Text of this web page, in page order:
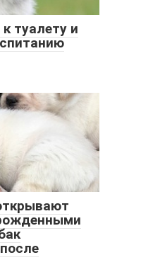
туалету и